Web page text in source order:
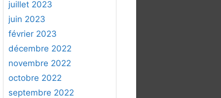
juillet 2023
juin 2023
février 2023
décembre 2022
novembre 2022
octobre 2022
septembre 2022